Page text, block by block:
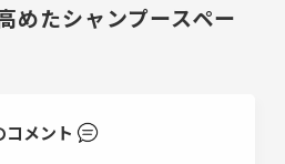
めたシャンプースペー
コメント